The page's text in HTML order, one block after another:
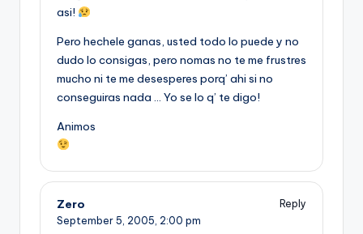
asi!
Pero hechele ganas, usted todo lo puede y no
dudo lo consigas, pero nomas no te me frustres
mucho ni te me desesperes porq’ ahi si no
conseguiras nada … Yo se lo q’ te digo!
Animos
Zero
Reply
September 5, 2005, 2:00 pm